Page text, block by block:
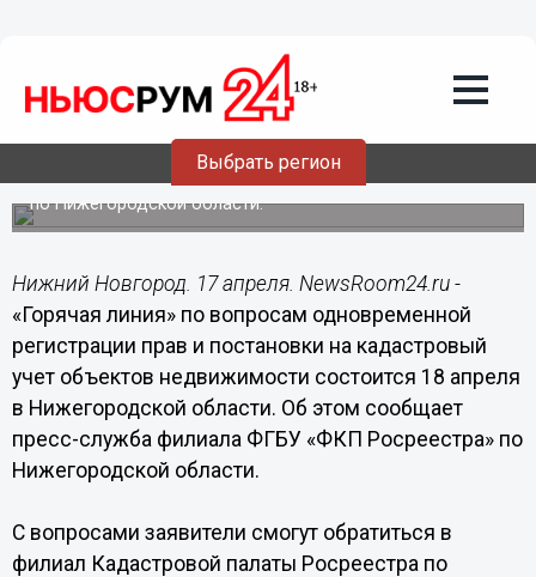
Выбрать регион
«Горячая линия» по вопросам
кадастрового учета земельных
участков в Нижегородской области
состоится 18 апреля
Мероприятие проводит филиал ФГБУ «ФКП Росреестра»
по Нижегородской области.
Нижний Новгород. 17 апреля. NewsRoom24.ru -
«Горячая линия» по вопросам одновременной
регистрации прав и постановки на кадастровый
учет объектов недвижимости состоится 18 апреля
в Нижегородской области. Об этом сообщает
пресс-служба филиала ФГБУ «ФКП Росреестра» по
Нижегородской области.
С вопросами заявители смогут обратиться в
филиал Кадастровой палаты Росреестра по